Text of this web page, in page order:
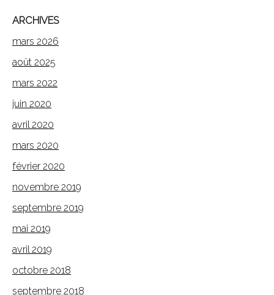
ARCHIVES
mars 2026
août 2025
mars 2022
juin 2020
avril 2020
mars 2020
février 2020
novembre 2019
septembre 2019
mai 2019
avril 2019
octobre 2018
septembre 2018